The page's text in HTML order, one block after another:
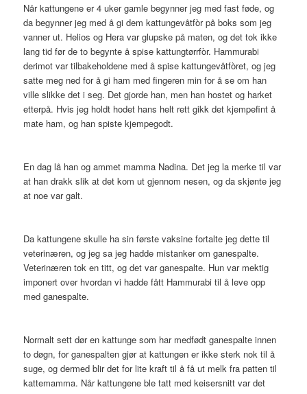
Når kattungene er 4 uker gamle begynner jeg med fast føde, og
da begynner jeg med å gi dem kattungevåtfòr på boks som jeg
vanner ut. Helios og Hera var glupske på maten, og det tok ikke
lang tid før de to begynte å spise kattungtørrfòr. Hammurabi
derimot var tilbakeholdene med å spise kattungevåtfòret, og jeg
satte meg ned for å gi ham med fingeren min for å se om han
ville slikke det i seg. Det gjorde han, men han hostet og harket
etterpå. Hvis jeg holdt hodet hans helt rett gikk det kjempefint å
mate ham, og han spiste kjempegodt.
En dag lå han og ammet mamma Nadina. Det jeg la merke til var
at han drakk slik at det kom ut gjennom nesen, og da skjønte jeg
at noe var galt.
Da kattungene skulle ha sin første vaksine fortalte jeg dette til
veterinæren, og jeg sa jeg hadde mistanker om ganespalte.
Veterinæren tok en titt, og det var ganespalte. Hun var mektig
imponert over hvordan vi hadde fått Hammurabi til å leve opp
med ganespalte.
Normalt sett dør en kattunge som har medfødt ganespalte innen
to døgn, for ganespalten gjør at kattungen er ikke sterk nok til å
suge, og dermed blir det for lite kraft til å få ut melk fra patten til
kattemamma. Når kattungene ble tatt med keisersnitt var det